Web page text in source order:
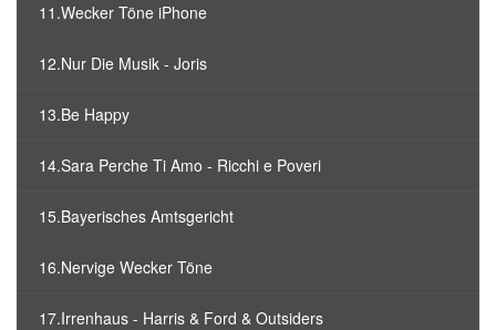
11.Wecker Töne iPhone
12.Nur Die Musik - Joris
13.Be Happy
14.Sara Perche Ti Amo - Ricchi e Poveri
15.Bayerisches Amtsgericht
16.Nervige Wecker Töne
17.Irrenhaus - Harris & Ford & Outsiders